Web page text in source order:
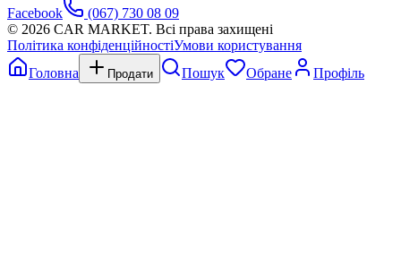
Facebook
(067) 730 08 09
© 2026 CAR MARKET. Всі права захищені
Політика конфіденційностіУмови користування
Головна
Продати Пошук Обране Профіль